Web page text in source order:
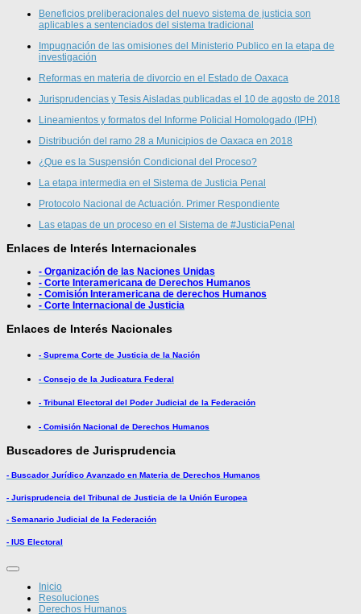
Beneficios preliberacionales del nuevo sistema de justicia son
aplicables a sentenciados del sistema tradicional
Impugnación de las omisiones del Ministerio Publico en la etapa de
investigación
Reformas en materia de divorcio en el Estado de Oaxaca
Jurisprudencias y Tesis Aisladas publicadas el 10 de agosto de 2018
Lineamientos y formatos del Informe Policial Homologado (IPH)
Distribución del ramo 28 a Municipios de Oaxaca en 2018
¿Que es la Suspensión Condicional del Proceso?
La etapa intermedia en el Sistema de Justicia Penal
Protocolo Nacional de Actuación. Primer Respondiente
Las etapas de un proceso en el Sistema de #JusticiaPenal
Enlaces de Interés Internacionales
- Organización de las Naciones Unidas
- Corte Interamericana de Derechos Humanos
- Comisión Interamericana de derechos Humanos
- Corte Internacional de Justicia
Enlaces de Interés Nacionales
- Suprema Corte de Justicia de la Nación
- Consejo de la Judicatura Federal
- Tribunal Electoral del Poder Judicial de la Federación
- Comisión Nacional de Derechos Humanos
Buscadores de Jurisprudencia
- Buscador Jurídico Avanzado en Materia de Derechos Humanos
- Jurisprudencia del Tribunal de Justicia de la Unión Europea
- Semanario Judicial de la Federación
- IUS Electoral
Inicio
Resoluciones
Derechos Humanos